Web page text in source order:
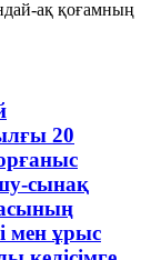
ақ қоғамның
20
сынақ
мен ұрыс